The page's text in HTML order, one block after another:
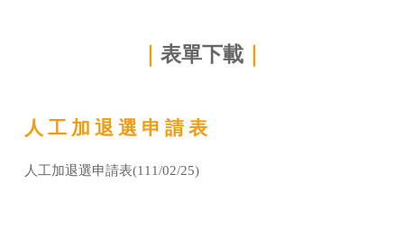
表單下載
人 工 加 退 選 申 請 表
人工加退選申請表(111/02/25)